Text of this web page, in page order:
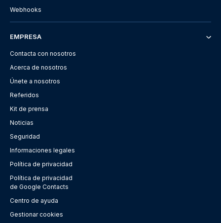
Webhooks
EMPRESA
Contacta con nosotros
Acerca de nosotros
Únete a nosotros
Referidos
Kit de prensa
Noticias
Seguridad
Informaciones legales
Política de privacidad
Política de privacidad
de Google Contacts
Centro de ayuda
Gestionar cookies